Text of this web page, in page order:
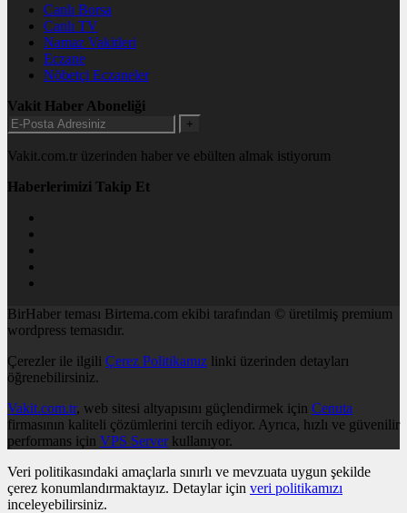
Canlı Borsa
Canlı TV
Namaz Vakitleri
Eczane
Nöbetçi Eczaneler
Vakit Haber Aboneliği
+
Vakit.com.tr üzerinden haber ve ebülten almak istiyorum
Haberlerimizi Takip Et
BirHaber teması Birtema.com ekibi tarafından © üretilmiş premium
wordpress temasıdır.
Çerezler ile ilgili Çerez Politikamız linki üzerinden detayları
öğrenebilirsiniz.
Vakit.com.tr, web sitesi altyapısını güçlendirmek için Cenuta
firmasının kaliteli çözümlerini tercih ediyor. Ayrıca, hızlı ve güvenilir
performans için VPS Serverkullanıyor.
Veri politikasındaki amaçlarla sınırlı ve mevzuata uygun şekilde
çerez konumlandırmaktayız. Detaylar için veri politikamızı
inceleyebilirsiniz.